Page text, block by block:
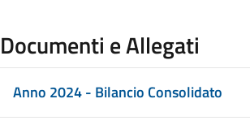
Documenti e Allegati
Anno 2024 - Bilancio Consolidato